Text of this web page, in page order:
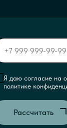
Я даю согласие на
политике
Рассчитать